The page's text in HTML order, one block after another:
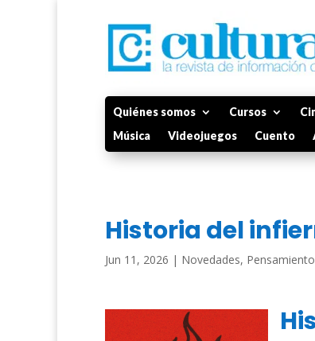
Quiénes somos Cursos
Música
Videojuegos Cuento
Historia del
Jun 11, 2026 | Novedades, Pensamiento